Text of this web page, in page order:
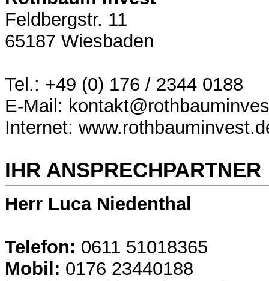
Feldbergstr. 11
65187 Wiesbaden
Tel.: +49 (0) 176 / 2344 0188
E-Mail:
Internet:
IHR ANSPRECHPARTNER
Herr Luca Niedenthal
Telefon: 0611 51018365
Mobil: 0176 23440188